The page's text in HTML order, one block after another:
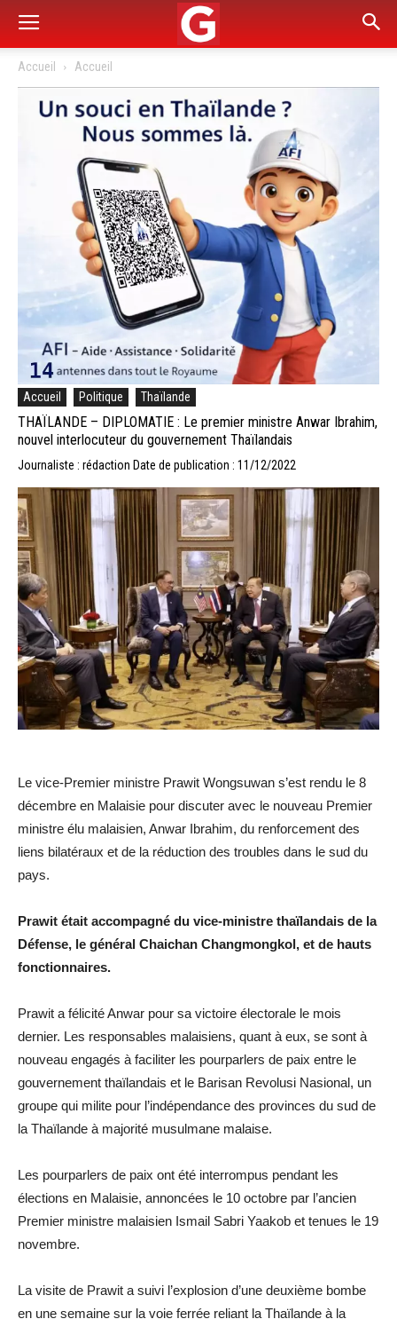
Accueil Accueil
Accueil Politique Thaïlande
THAÏLANDE – DIPLOMATIE : Le premier ministre Anwar Ibrahim,
nouvel interlocuteur du gouvernement Thaïlandais
Journaliste : rédaction Date de publication : 11/12/2022
Le vice-Premier ministre Prawit Wongsuwan s’est rendu le 8
décembre en Malaisie pour discuter avec le nouveau Premier
ministre élu malaisien, Anwar Ibrahim, du renforcement des
liens bilatéraux et de la réduction des troubles dans le sud du
pays.
Prawit était accompagné du vice-ministre thaïlandais de la
Défense, le général Chaichan Changmongkol, et de hauts
fonctionnaires.
Prawit a félicité Anwar pour sa victoire électorale le mois
dernier. Les responsables malaisiens, quant à eux, se sont à
nouveau engagés à faciliter les pourparlers de paix entre le
gouvernement thaïlandais et le Barisan Revolusi Nasional, un
groupe qui milite pour l’indépendance des provinces du sud de
la Thaïlande à majorité musulmane malaise.
Les pourparlers de paix ont été interrompus pendant les
élections en Malaisie, annoncées le 10 octobre par l’ancien
Premier ministre malaisien Ismail Sabri Yaakob et tenues le 19
novembre.
La visite de Prawit a suivi l’explosion d’une deuxième bombe
en une semaine sur la voie ferrée reliant la Thaïlande à la